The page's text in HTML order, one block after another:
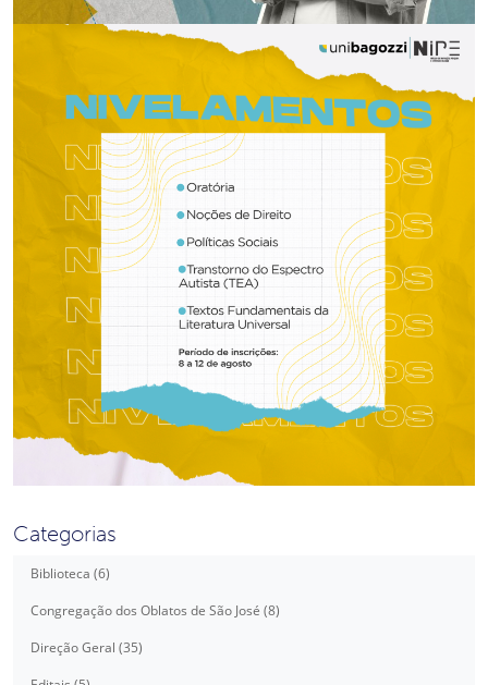
Categorias
Biblioteca (6)
Congregação dos Oblatos de São José (8)
Direção Geral (35)